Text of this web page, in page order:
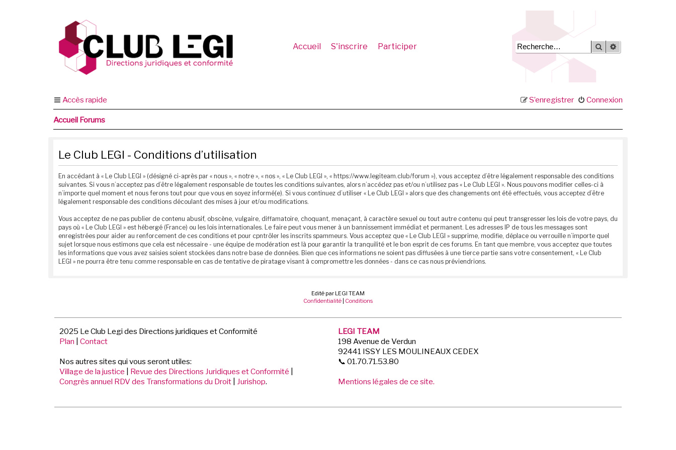
Accueil S'inscrire Participer Rechercher
Accès rapide Connexion
S’enregistrer
Accueil Forums
Le Club LEGI - Conditions d’utilisation
En accédant à « Le Club LEGI » (désigné ci-après par « nous », « notre », « nos », « Le Club LEGI », « https://www.legiteam.club/forum »), vous acceptez d’être légalement responsable des conditions
suivantes. Si vous n’acceptez pas d’être légalement responsable de toutes les conditions suivantes, alors n’accédez pas et/ou n’utilisez pas « Le Club LEGI ». Nous pouvons modifier celles-ci à
n’importe quel moment et nous ferons tout pour que vous en soyez informé(e). Si vous continuez d’utiliser « Le Club LEGI » alors que des changements ont été effectués, vous acceptez d’être
légalement responsable des conditions découlant des mises à jour et/ou modifications.
Vous acceptez de ne pas publier de contenu abusif, obscène, vulgaire, diffamatoire, choquant, menaçant, à caractère sexuel ou tout autre contenu qui peut transgresser les lois de votre pays, du
pays où « Le Club LEGI » est hébergé (France) ou les lois internationales. Le faire peut vous mener à un bannissement immédiat et permanent. Les adresses IP de tous les messages sont
enregistrées pour aider au renforcement de ces conditions et pour cpntrôler les inscrits spammeurs. Vous acceptez que « Le Club LEGI » supprime, modifie, déplace ou verrouille n’importe quel
sujet lorsque nous estimons que cela est nécessaire - une équipe de modération est là pour garantir la tranquilité et le bon esprit de ces forums. En tant que membre, vous acceptez que toutes
les informations que vous avez saisies soient stockées dans notre base de données. Bien que ces informations ne soient pas diffusées à une tierce partie sans votre consentement, « Le Club
LEGI » ne pourra être tenu comme responsable en cas de tentative de piratage visant à compromettre les données - dans ce cas nous préviendrions.
Edité par LEGI TEAM
Confidentialité | Conditions
2025 Le Club Legi des Directions juridiques et Conformité
Plan
Contact
Nos autres sites qui vous seront utiles:
Village de la justice
Revue des Directions Juridiques et Conformité
Congrès annuel RDV des Transformations du Droit
Jurishop.
LEGI TEAM
198 Avenue de Verdun
92441 ISSY LES MOULINEAUX CEDEX
📞 01.70.71.53.80
Mentions légales de ce site.